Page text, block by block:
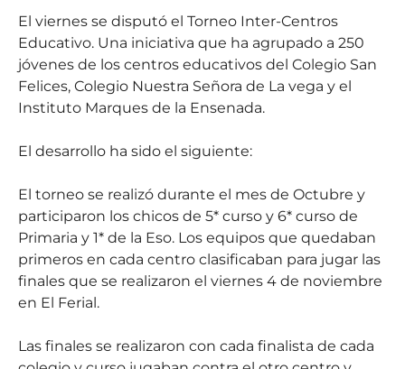
El viernes se disputó el Torneo Inter-Centros
Educativo. Una iniciativa que ha agrupado a 250
jóvenes de los centros educativos del Colegio San
Felices, Colegio Nuestra Señora de La vega y el
Instituto Marques de la Ensenada.
El desarrollo ha sido el siguiente:
El torneo se realizó durante el mes de Octubre y
participaron los chicos de 5* curso y 6* curso de
Primaria y 1* de la Eso. Los equipos que quedaban
primeros en cada centro clasificaban para jugar las
finales que se realizaron el viernes 4 de noviembre
en El Ferial.
Las finales se realizaron con cada finalista de cada